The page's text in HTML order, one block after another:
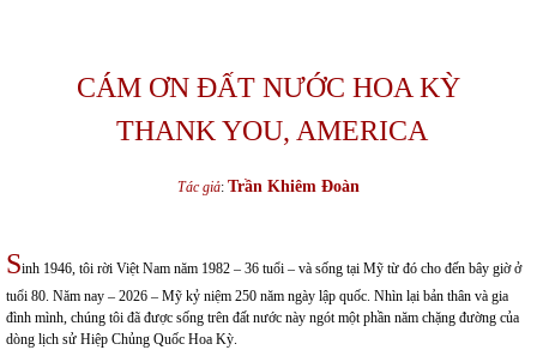
CÁM ƠN ĐẤT NƯỚC HOA KỲ
THANK YOU, AMERICA
Tác giả: Trần Khiêm Đoàn
Sinh 1946, tôi rời Việt Nam năm 1982 – 36 tuổi – và sống tại Mỹ từ đó cho đến bây giờ ở
tuổi 80. Năm nay – 2026 – Mỹ kỷ niệm 250 năm ngày lập quốc. Nhìn lại bản thân và gia
đình mình, chúng tôi đã được sống trên đất nước này ngót một phần năm chặng đường của
dòng lịch sử Hiệp Chủng Quốc Hoa Kỳ.